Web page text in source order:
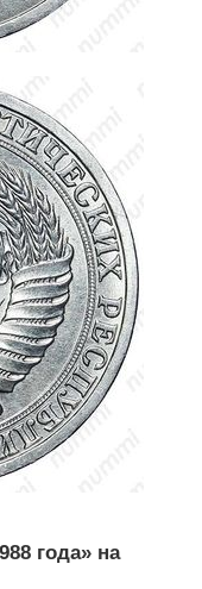
года» на